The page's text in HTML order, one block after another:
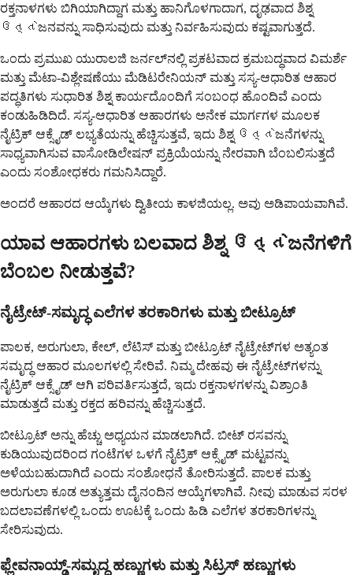
ರಕ್ತನಾಳಗಳು ಬಿಗಿಯಾಗಿದ್ದಾಗ ಮತ್ತು ಹಾನಿಗೊಳಗಾದಾಗ, ದೃಢವಾದ ಶಿಶ್ನ
ઉત્તેಜನವನ್ನು ಸಾಧಿಸುವುದು ಮತ್ತು ನಿರ್ವಹಿಸುವುದು ಕಷ್ಟವಾಗುತ್ತದೆ.
ಒಂದು ಪ್ರಮುಖ ಯುರಾಲಜಿ ಜರ್ನಲ್‌ನಲ್ಲಿ ಪ್ರಕಟವಾದ ಕ್ರಮಬದ್ಧವಾದ ವಿಮರ್ಶೆ
ಮತ್ತು ಮೆಟಾ-ವಿಶ್ಲೇಷಣೆಯು ಮೆಡಿಟರೇನಿಯನ್ ಮತ್ತು ಸಸ್ಯ-ಆಧಾರಿತ ಆಹಾರ
ಪದ್ಧತಿಗಳು ಸುಧಾರಿತ ಶಿಶ್ನ ಕಾರ್ಯದೊಂದಿಗೆ ಸಂಬಂಧ ಹೊಂದಿವೆ ಎಂದು
ಕಂಡುಹಿಡಿದಿದೆ. ಸಸ್ಯ-ಆಧಾರಿತ ಆಹಾರಗಳು ಅನೇಕ ಮಾರ್ಗಗಳ ಮೂಲಕ
ನೈಟ್ರಿಕ್ ಆಕ್ಸೈಡ್ ಲಭ್ಯತೆಯನ್ನು ಹೆಚ್ಚಿಸುತ್ತವೆ, ಇದು ಶಿಶ್ನ ઉત્તેಜನೆಗಳನ್ನು
ಸಾಧ್ಯವಾಗಿಸುವ ವಾಸೋಡಿಲೇಷನ್ ಪ್ರಕ್ರಿಯೆಯನ್ನು ನೇರವಾಗಿ ಬೆಂಬಲಿಸುತ್ತದೆ
ಎಂದು ಸಂಶೋಧಕರು ಗಮನಿಸಿದ್ದಾರೆ.
ಅಂದರೆ ಆಹಾರದ ಆಯ್ಕೆಗಳು ದ್ವಿತೀಯ ಕಾಳಜಿಯಲ್ಲ. ಅವು ಅಡಿಪಾಯವಾಗಿವೆ.
ಯಾವ ಆಹಾರಗಳು ಬಲವಾದ ಶಿಶ್ನ ઉત્તેಜನೆಗಳಿಗೆ
ಬೆಂಬಲ ನೀಡುತ್ತವೆ?
ನೈಟ್ರೇಟ್-ಸಮೃದ್ಧ ಎಲೆಗಳ ತರಕಾರಿಗಳು ಮತ್ತು ಬೀಟ್ರೂಟ್
ಪಾಲಕ, ಅರುಗುಲಾ, ಕೇಲ್, ಲೆಟಿಸ್ ಮತ್ತು ಬೀಟ್ರೂಟ್ ನೈಟ್ರೇಟ್‌ಗಳ ಅತ್ಯಂತ
ಸಮೃದ್ಧ ಆಹಾರ ಮೂಲಗಳಲ್ಲಿ ಸೇರಿವೆ. ನಿಮ್ಮ ದೇಹವು ಈ ನೈಟ್ರೇಟ್‌ಗಳನ್ನು
ನೈಟ್ರಿಕ್ ಆಕ್ಸೈಡ್ ಆಗಿ ಪರಿವರ್ತಿಸುತ್ತದೆ, ಇದು ರಕ್ತನಾಳಗಳನ್ನು ವಿಶ್ರಾಂತಿ
ಮಾಡುತ್ತದೆ ಮತ್ತು ರಕ್ತದ ಹರಿವನ್ನು ಹೆಚ್ಚಿಸುತ್ತದೆ.
ಬೀಟ್ರೂಟ್ ಅನ್ನು ಹೆಚ್ಚು ಅಧ್ಯಯನ ಮಾಡಲಾಗಿದೆ. ಬೀಟ್ ರಸವನ್ನು
ಕುಡಿಯುವುದರಿಂದ ಗಂಟೆಗಳ ಒಳಗೆ ನೈಟ್ರಿಕ್ ಆಕ್ಸೈಡ್ ಮಟ್ಟವನ್ನು
ಅಳೆಯಬಹುದಾಗಿದೆ ಎಂದು ಸಂಶೋಧನೆ ತೋರಿಸುತ್ತದೆ. ಪಾಲಕ ಮತ್ತು
ಅರುಗುಲಾ ಕೂಡ ಅತ್ಯುತ್ತಮ ದೈನಂದಿನ ಆಯ್ಕೆಗಳಾಗಿವೆ. ನೀವು ಮಾಡುವ ಸರಳ
ಬದಲಾವಣೆಗಳಲ್ಲಿ ಒಂದು ಊಟಕ್ಕೆ ಒಂದು ಹಿಡಿ ಎಲೆಗಳ ತರಕಾರಿಗಳನ್ನು
ಸೇರಿಸುವುದು.
ಫ್ಲೇವನಾಯ್ಡ್-ಸಮೃದ್ಧ ಹಣ್ಣುಗಳು ಮತ್ತು ಸಿಟ್ರಸ್ ಹಣ್ಣುಗಳು